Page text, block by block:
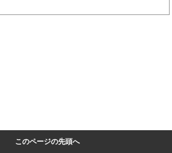
このページの先頭へ